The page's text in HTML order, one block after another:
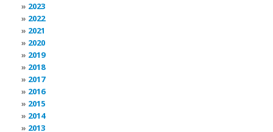
2023
2022
2021
2020
2019
2018
2017
2016
2015
2014
2013